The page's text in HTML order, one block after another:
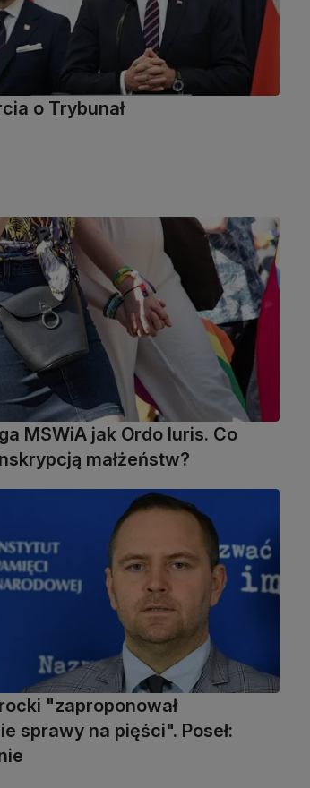
o Trybunał
MSWiA jak Ordo Iuris. Co
małżeństw?
"zaproponował
sprawy na pięści". Poseł: